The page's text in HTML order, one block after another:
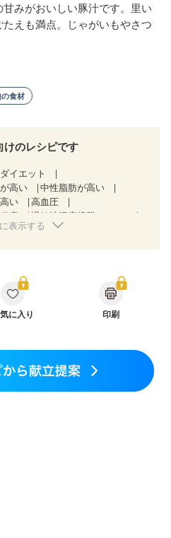
みがおいしい豚汁です。里い
えも満点。じゃがいもやさつ
食材
けのレシピです
ダイエット
高い
中性脂肪が高い
い
高血圧
症
過敏性腸症候群（IBS）
（抗がん剤治療中）
期）
初期）
妊娠高血圧(中期)
）
産後（混合栄養）
表示する
に入り 印刷